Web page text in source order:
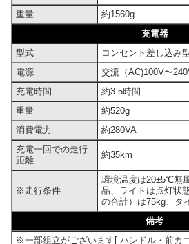
重量
約1560g
充電器
型式
コンセント差し込み
電源
交流（AC)100V〜
充電時間
約3.5時間
重量
約520g
消費電力
約280VA
充電一回での走行
距離
約35km
※走行条件
環境温度は20±5℃無
品、ライトは点灯状
の合計）は75kg、タ
備考
※一部組立がございます[ ハンドル・前カゴ